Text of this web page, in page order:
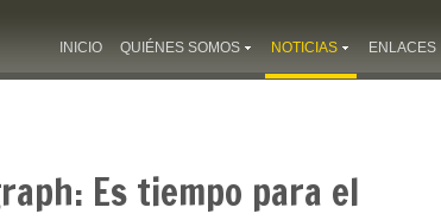
INICIO QUIÉNES SOMOS NOTICIAS ENLACES
Es tiempo para el